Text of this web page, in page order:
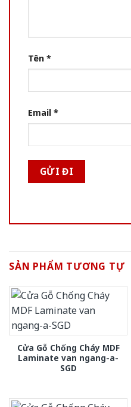
Tên *
Email *
SẢN PHẨM TƯƠNG TỰ
Cửa Gỗ Chống Cháy MDF
Laminate van ngang-a-
SGD